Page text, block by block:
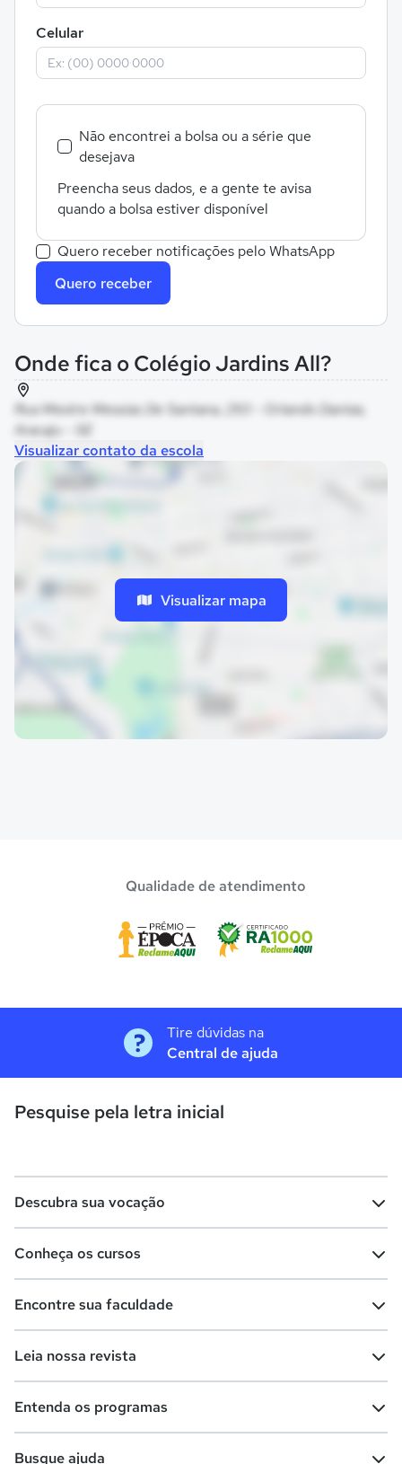
Celular
Não encontrei a bolsa ou a série que
desejava
Preencha seus dados, e a gente te avisa
quando a bolsa estiver disponível
Quero receber notificações pelo WhatsApp
Quero receber
Onde fica o Colégio Jardins All?
Rua Mestre Messias De Santana, 293 - Orlando Dantas,
Aracaju - SE
Visualizar contato da escola
Visualizar mapa
Qualidade de atendimento
Tire dúvidas na
Central de ajuda
Pesquise pela letra inicial
Descubra sua vocação
Conheça os cursos
Cursos técnicos
Escolas
Encontre sua faculdade
Comunidade Quero
Leia nossa revista
Entenda os programas
Busque ajuda